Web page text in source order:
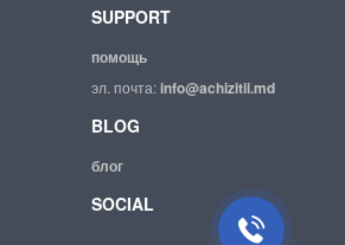
Suport tehnic
Suntem mereu bucuroși să Vă
ajutăm.
SUPPORT
помощь
эл. почта:info@achizitii.md
BLOG
блог
SOCIAL